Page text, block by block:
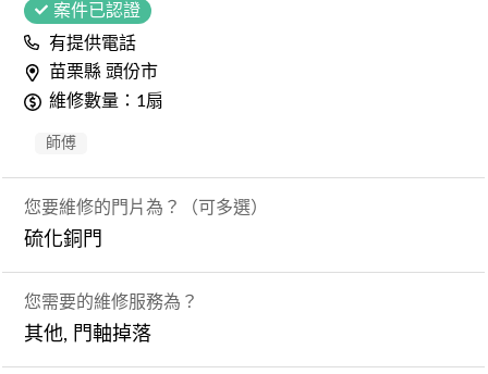
案件已認證
有提供電話
苗栗縣 頭份市
維修數量：1扇
師傅
您要維修的門片為？（可多選）
硫化銅門
您需要的維修服務為？
其他, 門軸掉落